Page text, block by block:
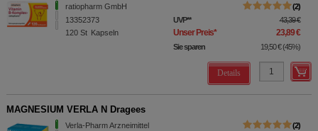
ratiopharm GmbH
13352373
120 St Kapseln
2
UVP** 43,39 €
Unser Preis* 23,89 €
Sie sparen 19,50 € (45%)
Details
MAGNESIUM VERLA N Dragees
Verla-Pharm Arzneimittel
2